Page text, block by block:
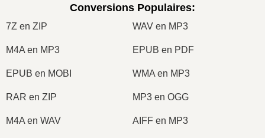
Conversions Populaires:
7Z en ZIP WAV en MP3
M4A en MP3 EPUB en PDF
EPUB en MOBI WMA en MP3
RAR en ZIP MP3 en OGG
M4A en WAV AIFF en MP3